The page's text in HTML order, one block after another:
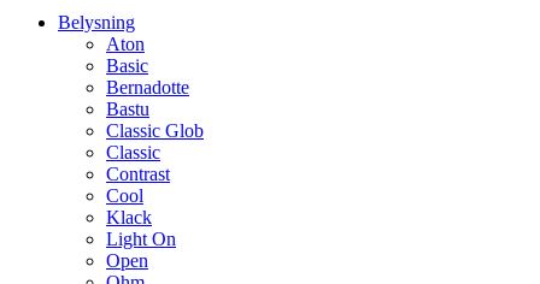
Belysning
Aton
Basic
Bernadotte
Bastu
Classic Glob
Classic
Contrast
Cool
Klack
Light On
Open